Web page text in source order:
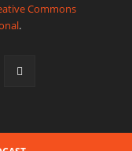
Commons
.